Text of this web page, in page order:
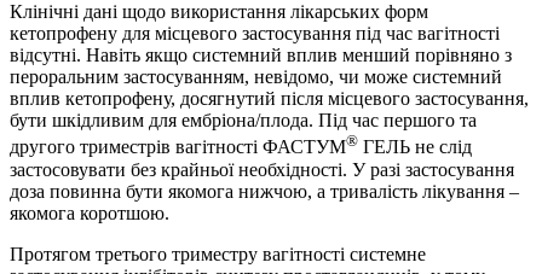
Клінічні дані щодо використання лікарських форм
кетопрофену для місцевого застосування під час вагітності
відсутні. Навіть якщо системний вплив менший порівняно з
пероральним застосуванням, невідомо, чи може системний
вплив кетопрофену, досягнутий після місцевого застосування,
бути шкідливим для ембріона/плода. Під час першого та
другого триместрів вагітності ФАСТУМ® ГЕЛЬ не слід
застосовувати без крайньої необхідності. У разі застосування
доза повинна бути якомога нижчою, а тривалість лікування –
якомога коротшою.
Протягом третього триместру вагітності системне